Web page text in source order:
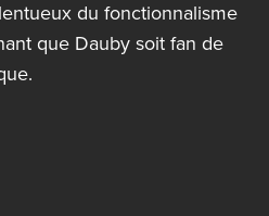
du fonctionnalisme
que Dauby soit fan de